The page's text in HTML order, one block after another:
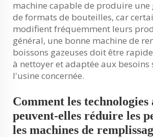
machine capable de produire une
de formats de bouteilles, car
modifient fréquemment leurs
général, une bonne machine de
boissons gazeuses doit être
à nettoyer et adaptée aux besoins
l'usine concernée.
Comment les technologies
peuvent-elles réduire les
les machines de